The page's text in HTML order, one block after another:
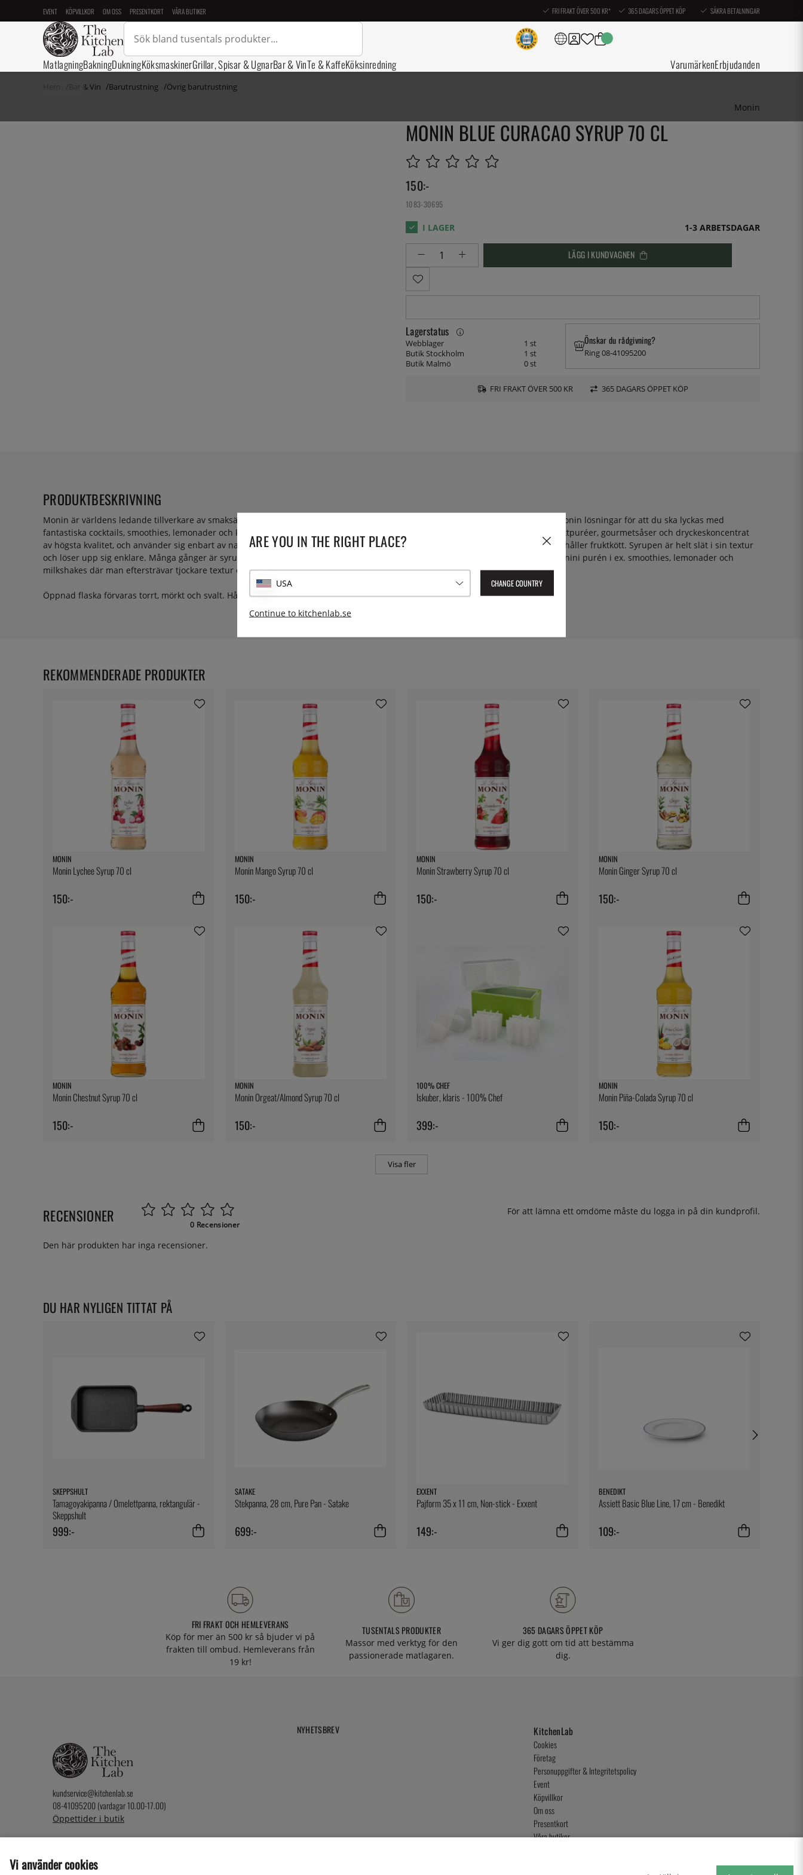
EVENT KÖPVILLKOR OM OSS PRESENTKORT VÅRA BUTIKER FRI FRAKT ÖVER 500 KR* 365 DAGARS ÖPPET KÖP SÄKRA BETALNINGAR
MatlagningBakningDukningKöksmaskinerGrillar, Spisar & UgnarBar & VinTe & KaffeKöksinredning VarumärkenErbjudanden
Bar & Vin Barutrustning Övrig barutrustning
Monin
MONIN BLUE CURACAO SYRUP 70 CL
150:-
1083-30695
1-3 ARBETSDAGAR
LÄGG I KUNDVAGNEN
Lagerstatus
Webblager
1 st
Butik Stockholm
1 st
Butik Malmö
0 st
Önskar du rådgivning?
Ring 08-41095200
FRI FRAKT ÖVER 500 KR 365 DAGARS ÖPPET KÖP
PRODUKTBESKRIVNING
Monin är världens ledande tillverkare av smaksättningar till cocktails och kaffe. Oavsett om du är professionell eller amatör har Monin lösningar för att du ska lyckas med
fantastiska cocktails, smoothies, lemonader och kaffedrinkar. Det franska familjeföretaget har i över 100 år producerat syrups, fruktpuréer, gourmetsåser och dryckeskoncentrat
av högsta kvalitet, och använder sig enbart av naturliga smaker. Det huvudsakliga som skiljer en syrup och puré, är att purén innehåller fruktkött. Syrupen är helt slät i sin textur
och löser upp sig enklare. Många gånger är syrup och puré helt utbytbara med varandra, men generellt sett så använder man Monini purén i ex. smoothies, lemonader och
milkshakes där man eftersträvar tjockare textur och känslan av små fruktbitar.
Öppnad flaska förvaras torrt, mörkt och svalt. Håller i minst tre månader efter öppnad förpackning.
MONIN
Monin Lychee Syrup 70 cl
150:-
MONIN
Monin Mango Syrup 70 cl
150:-
MONIN
Monin Strawberry Syrup 70 cl
150:-
MONIN
Monin Ginger Syrup 70 cl
150:-
MONIN
Monin Chestnut Syrup 70 cl
150:-
MONIN
Monin Orgeat/Almond Syrup 70 cl
150:-
100% CHEF
Iskuber, klaris - 100% Chef
399:-
MONIN
Monin Piña-Colada Syrup 70 cl
150:-
Visa fler
REKOMMENDERADE PRODUKTER
RECENSIONER 0 Recensioner
För att lämna ett omdöme måste du logga in på din kundprofil.
Den här produkten har inga recensioner.
DU HAR NYLIGEN TITTAT PÅ
SKEPPSHULT
Tamagoyakipanna / Omelettpanna, rektangulär -
Skeppshult
999:-
SATAKE
Stekpanna, 28 cm, Pure Pan - Satake
699:-
EXXENT
Pajform 35 x 11 cm, Non-stick - Exxent
149:-
BENEDIKT
Assiett Basic Blue Line, 17 cm - Benedikt
109:-
FRI FRAKT OCH HEMLEVERANS
Köp för mer än 500 kr så bjuder vi på
frakten till ombud. Hemleverans från
19 kr!
TUSENTALS PRODUKTER
Massor med verktyg för den
passionerade matlagaren.
365 DAGARS ÖPPET KÖP
Vi ger dig gott om tid att bestämma
dig.
kundservice@kitchenlab.se
08-41095200 (vardagar 10.00-17.00)
Öppettider i butik
NYHETSBREV KitchenLab
Cookies
Företag
Personuppgifter & Integritetspolicy
Event
Köpvillkor
Om oss
Presentkort
Våra butiker
Vi använder cookies
ARE YOU IN THE RIGHT PLACE?
USA CHANGE COUNTRY
Continue to kitchenlab.se